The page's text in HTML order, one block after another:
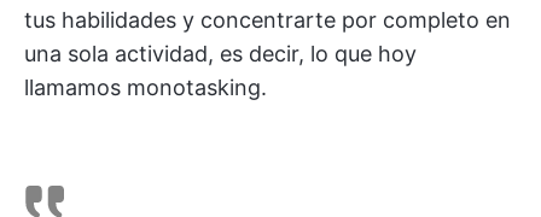
tus habilidades y concentrarte por completo en
una sola actividad, es decir, lo que hoy
llamamos monotasking.